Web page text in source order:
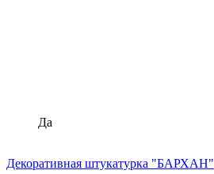
Да
Декоративная штукатурка "БАРХАН"